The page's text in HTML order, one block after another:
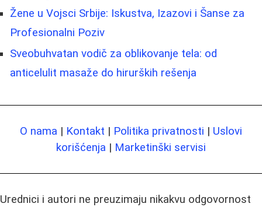
Žene u Vojsci Srbije: Iskustva, Izazovi i Šanse za
Profesionalni Poziv
Sveobuhvatan vodič za oblikovanje tela: od
anticelulit masaže do hirurških rešenja
O nama | Kontakt | Politika privatnosti | Uslovi
korišćenja | Marketinški servisi
Urednici i autori ne preuzimaju nikakvu odgovornost